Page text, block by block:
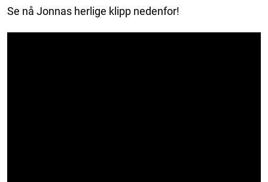
Se nå Jonnas herlige klipp nedenfor!